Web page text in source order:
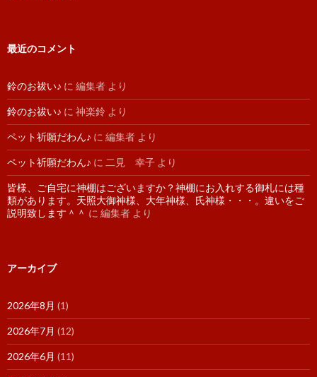
最近のコメント
鈴のお祓い♪ に 編集者 より
鈴のお祓い♪ に 神楽鈴 より
ペット祈願だわん♪ に 編集者 より
ペット祈願だわん♪ に 二見 幸子 より
皆様、ご自宅に神棚はございますか？神棚にお入れする御札には種
類があります。天照大御神様、大年神様、氏神様・・・。違いをご
説明致します＾＾ に 編集者 より
アーカイブ
2026年8月 (1)
2026年7月 (12)
2026年6月 (11)